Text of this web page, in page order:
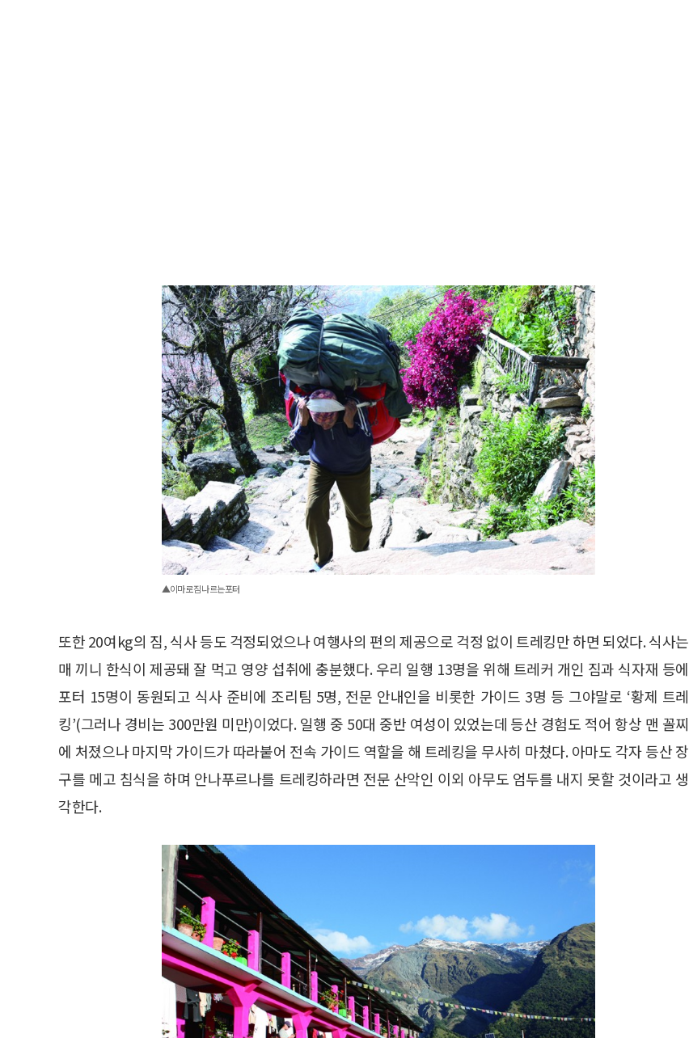
▲이마로 짐 나르는 포터
또한 20여kg의 짐, 식사 등도 걱정되었으나 여행사의 편의 제공으로 걱정 없이 트레킹만 하면 되었다. 식사는
매 끼니 한식이 제공돼 잘 먹고 영양 섭취에 충분했다. 우리 일행 13명을 위해 트레커 개인 짐과 식자재 등에
포터 15명이 동원되고 식사 준비에 조리팀 5명, 전문 안내인을 비롯한 가이드 3명 등 그야말로 ‘황제 트레
킹’(그러나 경비는 300만원 미만)이었다. 일행 중 50대 중반 여성이 있었는데 등산 경험도 적어 항상 맨 꼴찌
에 처졌으나 마지막 가이드가 따라붙어 전속 가이드 역할을 해 트레킹을 무사히 마쳤다. 아마도 각자 등산 장
구를 메고 침식을 하며 안나푸르나를 트레킹하라면 전문 산악인 이외 아무도 엄두를 내지 못할 것이라고 생
각한다.